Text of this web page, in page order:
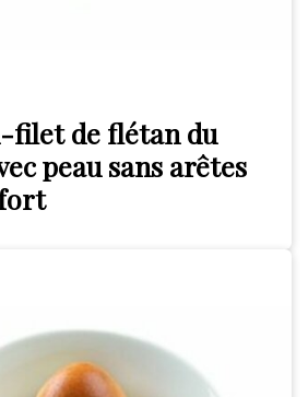
filet de flétan du
peau sans arêtes